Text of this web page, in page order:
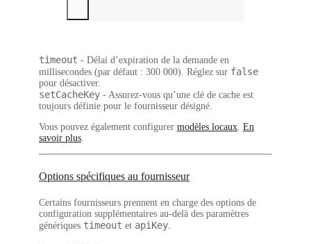
timeout - Délai d’expiration de la demande en
millisecondes (par défaut : 300 000). Réglez sur false
pour désactiver.
setCacheKey - Assurez-vous qu’une clé de cache est
toujours définie pour le fournisseur désigné.
Vous pouvez également configurer modèles locaux. En
savoir plus.
Options spécifiques au fournisseur
Certains fournisseurs prennent en charge des options de
configuration supplémentaires au-delà des paramètres
génériques timeout et apiKey